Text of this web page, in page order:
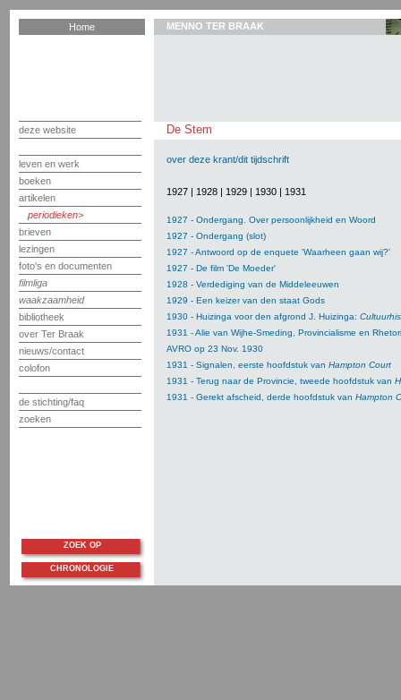
Home
deze website
leven en werk
boeken
artikelen
periodieken
brieven
lezingen
foto's en documenten
filmliga
waakzaamheid
bibliotheek
over Ter Braak
nieuws/contact
colofon
de stichting/faq
zoeken
MENNO TER BRAAK
De Stem
over deze krant/dit tijdschrift
1927 | 1928 | 1929 | 1930 | 1931
1927 - Ondergang. Over persoonlijkheid en Woord
1927 - Ondergang (slot)
1927 - Antwoord op de enquete 'Waarheen gaan wij?'
1927 - De film 'De Moeder'
1928 - Verdediging van de Middeleeuwen
1929 - Een keizer van den staat Gods
1930 - Huizinga voor den afgrond J. Huizinga:
1931 - Alie van Wijhe-Smeding, Provincialisme en
AVRO op 23 Nov. 1930
1931 - Signalen, eerste hoofdstuk van Hampton Court
1931 - Terug naar de Provincie, tweede hoofdstuk van
1931 - Gerekt afscheid, derde hoofdstuk van Hampton
ZOEK OP
CHRONOLOGIE